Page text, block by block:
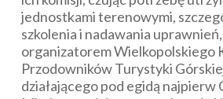
jednostkami terenowymi,
szkolenia i nadawania
organizatorem Wielkopolskiego
Przodowników Turystyki
działającego pod egidą najpierw